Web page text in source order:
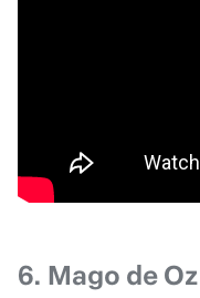
6. Mago de Oz